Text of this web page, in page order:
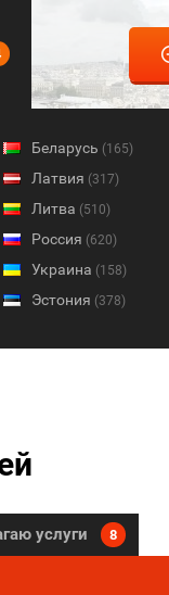
Беларусь (165)
Латвия (317)
Литва (510)
Россия (620)
Украина (158)
Эстония (378)
услуги 8